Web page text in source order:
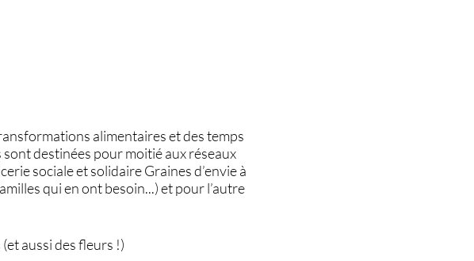
alimentaires et des temps
destinées pour moitié aux réseaux
sociale et solidaire Graines d’envie à
qui en ont besoin...) et pour l’autre
aussi des fleurs !)